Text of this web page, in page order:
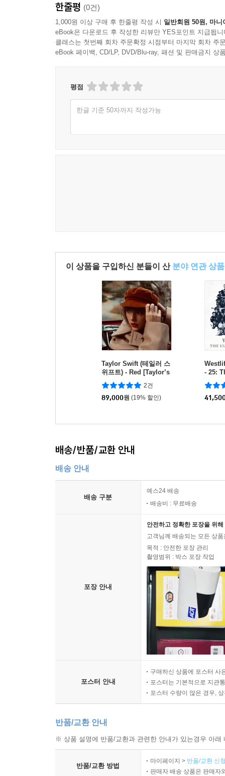
한줄평 (0건)
1,000원 이상 구매 후 한줄평 작성 시 일반회원 50원, 마니
eBook은 다운로드 후 작성한 리뷰만 YES포인트 지급됩니
클래스는 첫번째 회차 주문확정 시점부터 마지막 회차 주
eBook 페이백, CD/LP, DVD/Blu-ray, 패션 및 판매금지 상
평점
한글 기준 50자까지 작성가능
이 상품을 구입하신 분들이 산 분야 연관 상품
Taylor Swift (테일러 스
위프트) - Red [Taylor’s
Version] [4LP]
2건
89,000원 (19% 할인)
- 25:
ction
배송/반품/교환 안내
배송 안내
배송 구분
예스24 배송
배송비 : 무료배송
포장 안내
안전하고 정확한 포장을 위
고객님께 배송되는 모든 상
목적 : 안전한 포장 관리
촬영범위 : 박스 포장 작업
포스터 안내
구매하신 상품에 포스터 사
포스터는 기본적으로 지관
포스터 수량이 많은 경우,
반품/교환 안내
※ 상품 설명에 반품/교환과 관련한 안내가 있는경우 아
반품/교환 방법
마이페이지 > 반품/교환 신
판매자 배송 상품은 판매자